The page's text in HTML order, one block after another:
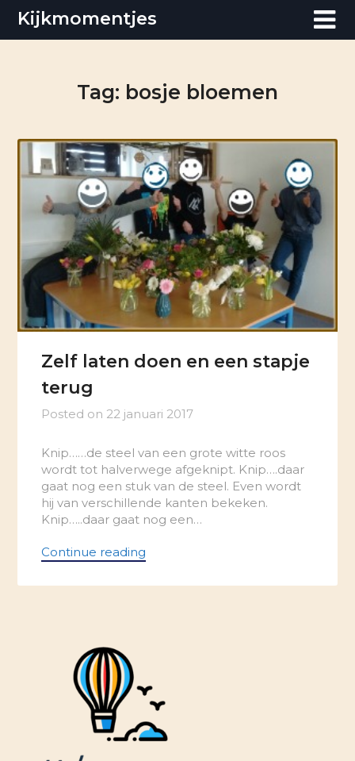
SkipKijkmomentjes
Tag: bosje bloemen
Zelf laten doen en een stapje
terug
Posted on 22 januari 2017
Knip……de steel van een grote witte roos
wordt tot halverwege afgeknipt. Knip….daar
gaat nog een stuk van de steel. Even wordt
hij van verschillende kanten bekeken.
Knip…..daar gaat nog een…
Continue reading